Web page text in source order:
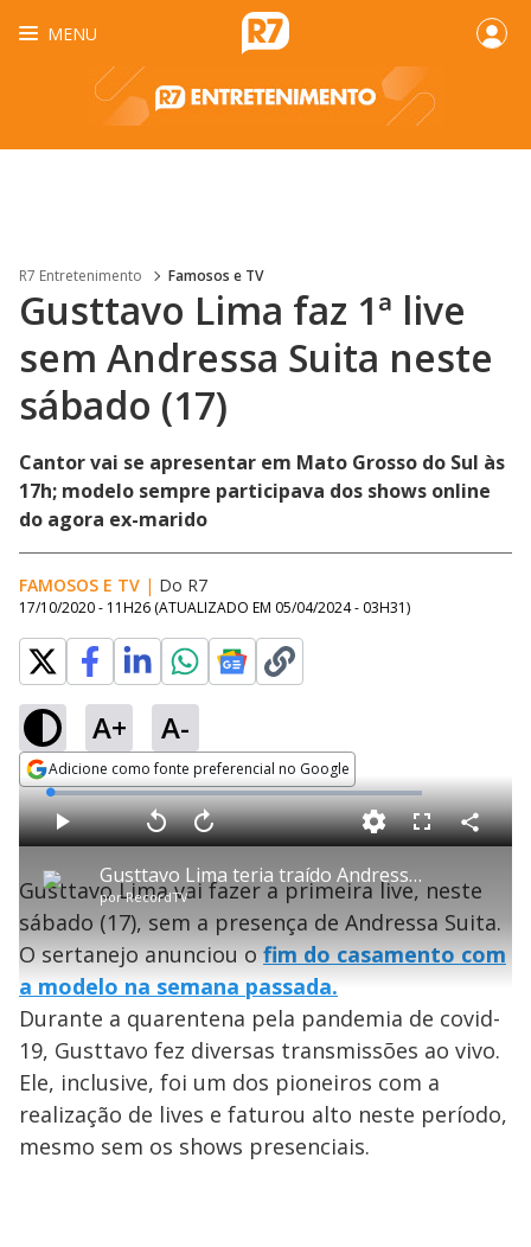
MENU
R7 Entretenimento Famosos e TV
Gusttavo Lima faz 1ª live
sem Andressa Suita neste
sábado (17)
Cantor vai se apresentar em Mato Grosso do Sul às
17h; modelo sempre participava dos shows online
do agora ex-marido
FAMOSOS E TV | Do R7
17/10/2020 - 11H26 (ATUALIZADO EM 05/04/2024 - 03H31)
A+ A-
Adicione como fonte preferencial no Google
Opens in new window
P
l
a
y
V
Gusttavo Lima teria traído Andressa Suita com Mallu Ohanna antes da separação
porRecordTV
P V
t
a
r
0
e
g
n
d
s
A
a
ç
a
1
s
e
u
n
d
o
s
M
u
d
o
L
o
a
d
e
:
1
.
3
1
%
F
e
n
C
o
a
r
i
l
a
r
Gusttavo Lima vai fazer a primeira live, neste
sábado (17), sem a presença de Andressa Suita.
O sertanejo anunciou ofim do casamento com
a modelo na semana passada.
Durante a quarentena pela pandemia de covid-
19, Gusttavo fez diversas transmissões ao vivo.
Ele, inclusive, foi um dos pioneiros com a
realização de lives e faturou alto neste período,
mesmo sem os shows presenciais.